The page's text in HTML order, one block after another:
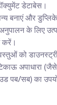
डेटाबेस।
बनाएं और
के लिए
करें।
को
अपाधारा
पब/सब) का